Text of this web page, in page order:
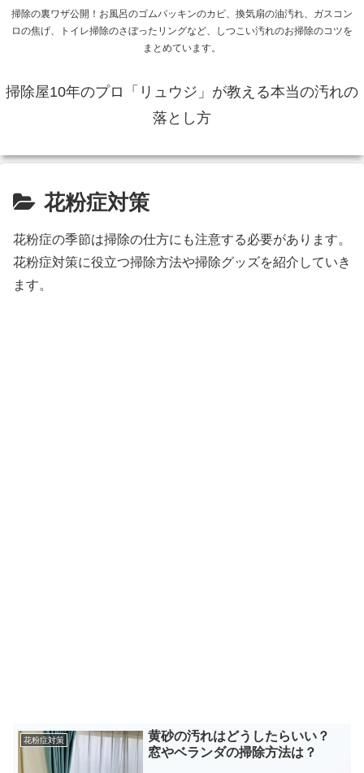
掃除の裏ワザ公開！お風呂のゴムパッキンのカビ、換気扇の油汚れ、ガスコン
ロの焦げ、トイレ掃除のさぼったリングなど、しつこい汚れのお掃除のコツを
まとめています。
掃除屋10年のプロ「リュウジ」が教える本当の汚れの
落とし方
花粉症対策
花粉症の季節は掃除の仕方にも注意する必要があります。
花粉症対策に役立つ掃除方法や掃除グッズを紹介していき
ます。
花粉症対策
黄砂の汚れはどうしたらいい？
窓やベランダの掃除方法は？